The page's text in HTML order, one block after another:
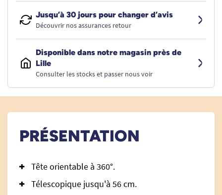
Jusqu’à 30 jours pour changer d’avis
Découvrir nos assurances retour
Disponible dans notre magasin près de
Lille
Consulter les stocks et passer nous voir
PRÉSENTATION
Tête orientable à 360°.
Télescopique jusqu'à 56 cm.